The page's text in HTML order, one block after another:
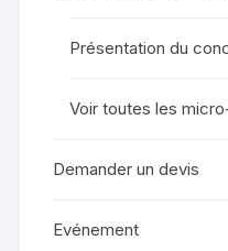
Présentation du
Voir toutes les
Demander un devis
Evénement